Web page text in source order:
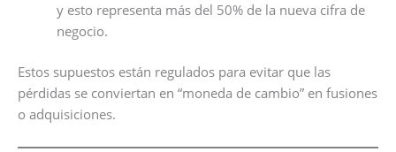
y esto representa más del 50% de la nueva cifra de
negocio.
Estos supuestos están regulados para evitar que las
pérdidas se conviertan en “moneda de cambio” en fusiones
o adquisiciones.